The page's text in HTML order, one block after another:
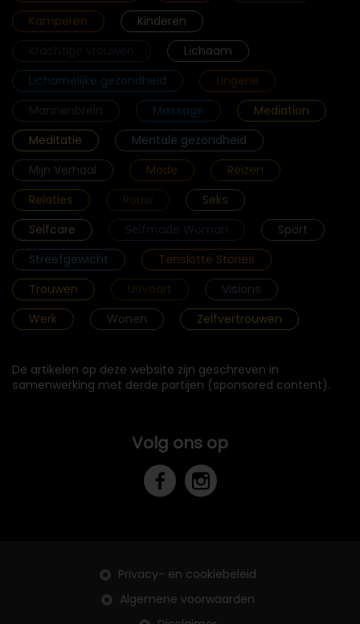
Kamperen
Kinderen
Lichaam
Lichamelijke gezondheid
Lingerie
Mannenbrein
Massage
Mediation
Meditatie
Mentale gezondheid
Mijn Verhaal
Mode
Reizen
Relaties
Rouw
Seks
Selfcare
Selfmade Woman
Sport
Streefgewicht
Tenslotte Stories
Trouwen
Uitvaart
Visions
Werk
Wonen Zelfvertrouwen
De artikelen op deze website zijn geschreven in
samenwerking met derde partijen (sponsored content).
Volg ons op
Privacy- en cookiebeleid
Algemene voorwaarden